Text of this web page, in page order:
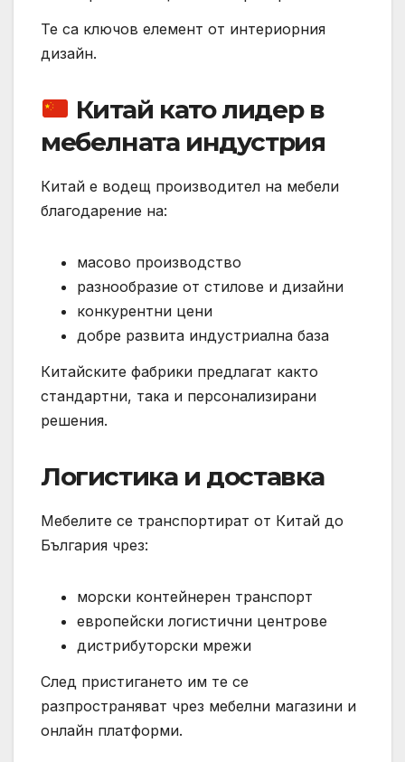
Те са ключов елемент от интериорния
дизайн.
Китай като лидер в
мебелната индустрия
Китай е водещ производител на мебели
благодарение на:
масово производство
разнообразие от стилове и дизайни
конкурентни цени
добре развита индустриална база
Китайските фабрики предлагат както
стандартни, така и персонализирани
решения.
Логистика и доставка
Мебелите се транспортират от Китай до
България чрез:
морски контейнерен транспорт
европейски логистични центрове
дистрибуторски мрежи
След пристигането им те се
разпространяват чрез мебелни магазини и
онлайн платформи.